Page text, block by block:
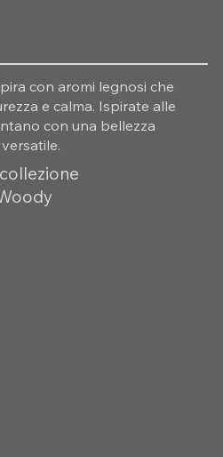
con aromi legnosi che
e calma. Ispirate alle
con una bellezza